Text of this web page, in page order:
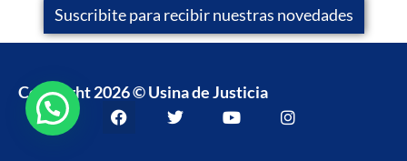
Suscribite para recibir nuestras novedades
Copyright 2026 © Usina de Justicia